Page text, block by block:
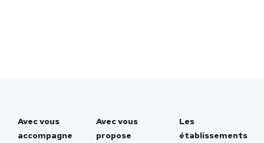
Avec vous
accompagne
Avec vous
propose
Les
établissements